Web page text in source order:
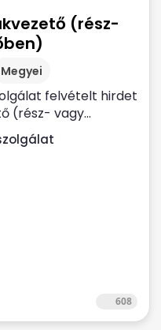
(rész-
Megyei
felvételt hirdet
(rész- vagy...
608